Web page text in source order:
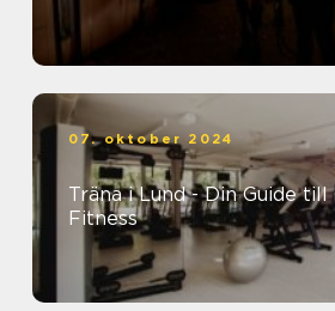
07. oktober 2024
Träna i Lund - Din Guide till
Fitness